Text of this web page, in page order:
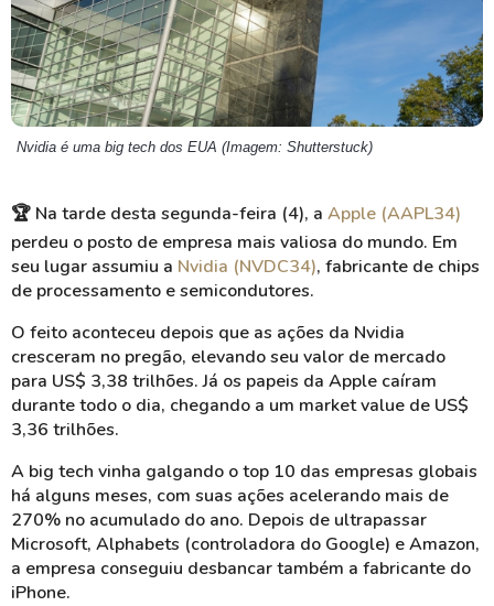
Nvidia é uma big tech dos EUA (Imagem: Shutterstuck)
🏆 Na tarde desta segunda-feira (4), a Apple (AAPL34)
perdeu o posto de empresa mais valiosa do mundo. Em
seu lugar assumiu a Nvidia (NVDC34), fabricante de chips
de processamento e semicondutores.
O feito aconteceu depois que as ações da Nvidia
cresceram no pregão, elevando seu valor de mercado
para US$ 3,38 trilhões. Já os papeis da Apple caíram
durante todo o dia, chegando a um market value de US$
3,36 trilhões.
A big tech vinha galgando o top 10 das empresas globais
há alguns meses, com suas ações acelerando mais de
270% no acumulado do ano. Depois de ultrapassar
Microsoft, Alphabets (controladora do Google) e Amazon,
a empresa conseguiu desbancar também a fabricante do
iPhone.